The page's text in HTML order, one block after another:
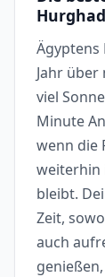
Ägyptens
Jahr
viel
Minute
wenn die
weiterhin
bleibt.
Zeit,
auch